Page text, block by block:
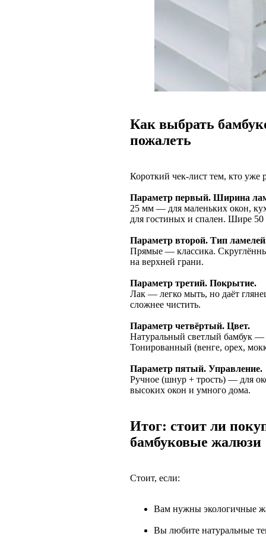
Как выбрать
пожалеть
Короткий чек-лист тем, кто уже
Параметр первый. Ширина
25 мм — для маленьких окон,
для гостиных и спален. Шире 50
Параметр второй. Тип
Прямые — классика.
на верхней грани.
Параметр третий. Покрытие.
Лак — легко мыть, но даёт
сложнее чистить.
Параметр четвёртый. Цвет.
Натуральный светлый бамбук —
Тонированный (венге, орех,
Параметр пятый. Управление.
Ручное (шнур + трость) — для
высоких окон и умного дома.
Итог: стоит ли
бамбуковые жалюзи
Стоит, если:
Вам нужны экологичные
Вы любите натуральные